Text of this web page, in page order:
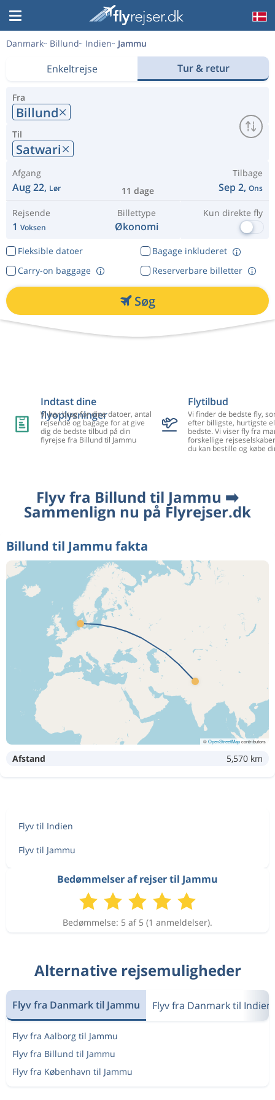
Danmark Billund Indien Jammu
Enkeltrejse Tur & retur
Fra
Billund
Til
Satwari
Afgang
Aug 22, Lør 11 dage
Tilbage
Sep 2, Ons
Rejsende
1 Voksen
Billettype
Økonomi
Kun direkte fly
Fleksible datoer
Bagage inkluderet
Reserverbare billetter
Carry-on baggage
Søg
Indtast dine
flyoplysninger
Vi har brug for dine datoer, antal
rejsende og bagage for at give
dig de bedste tilbud på din
flyrejse fra Billund til Jammu
Flytilbud
Vi finder de bedste fly,
efter billigste, hurtigste
bedste. Vi viser fly fra
forskellige
du kan bestille og købe
Flyv fra Billund til Jammu ➡️
Sammenlign nu på Flyrejser.dk
Billund til Jammu fakta
©OpenStreetMapcontributors
Afstand 5,570 km
Flyv til Indien
Flyv til Jammu
Bedømmelser af rejser til Jammu
Bedømmelse: 5 af 5 (1 anmeldelser).
Alternative rejsemuligheder
Flyv fra Danmark til Jammu Flyv fra Danmark til Indien
Flyv fra Aalborg til Jammu
Flyv fra Billund til Jammu
Flyv fra København til Jammu